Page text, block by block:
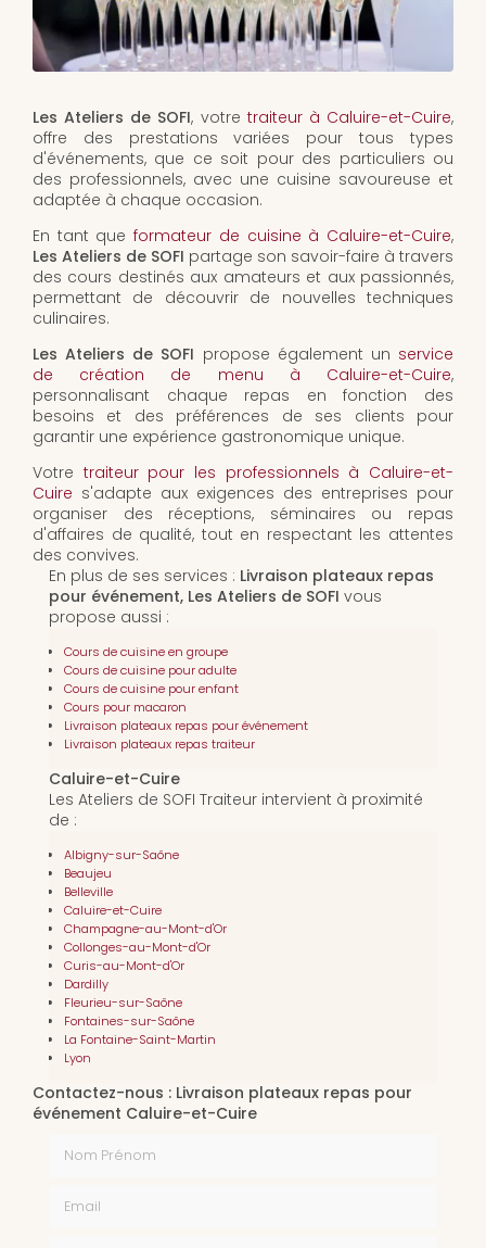
Les Ateliers de SOFI, votre traiteur à Caluire-et-Cuire,
offre des prestations variées pour tous types
d'événements, que ce soit pour des particuliers ou
des professionnels, avec une cuisine savoureuse et
adaptée à chaque occasion.
En tant queformateur de cuisine à Caluire-et-Cuire,
Les Ateliers de SOFI partage son savoir-faire à travers
des cours destinés aux amateurs et aux passionnés,
permettant de découvrir de nouvelles techniques
culinaires.
Les Ateliers de SOFI propose également un service
de création de menu à Caluire-et-Cuire,
personnalisant chaque repas en fonction des
besoins et des préférences de ses clients pour
garantir une expérience gastronomique unique.
Votre traiteur pour les professionnels à Caluire-et-
Cuire s'adapte aux exigences des entreprises pour
organiser des réceptions, séminaires ou repas
d'affaires de qualité, tout en respectant les attentes
des convives.
En plus de ses services : Livraison plateaux repas
pour événement, Les Ateliers de SOFI vous
propose aussi :
Cours de cuisine en groupe
Cours de cuisine pour adulte
Cours de cuisine pour enfant
Cours pour macaron
Livraison plateaux repas pour événement
Livraison plateaux repas traiteur
Caluire-et-Cuire
Les Ateliers de SOFI Traiteur intervient à proximité
de :
Albigny-sur-Saône
Beaujeu
Belleville
Caluire-et-Cuire
Champagne-au-Mont-d'Or
Collonges-au-Mont-d'Or
Curis-au-Mont-d'Or
Dardilly
Fleurieu-sur-Saône
Fontaines-sur-Saône
La Fontaine-Saint-Martin
Lyon
Contactez-nous : Livraison plateaux repas pour
événement Caluire-et-Cuire